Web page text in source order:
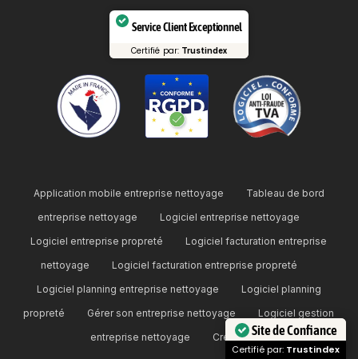
Service Client Exceptionnel
Certifié par: Trustindex
Application mobile entreprise nettoyage
Tableau de bord
entreprise nettoyage
Logiciel entreprise nettoyage
Logiciel entreprise propreté
Logiciel facturation entreprise
nettoyage
Logiciel facturation entreprise propreté
Logiciel planning entreprise nettoyage
Logiciel planning
propreté
Gérer son entreprise nettoyage
Logiciel gestion
entreprise nettoyage
Crédits Site de Confiance
Certifié par: Trustindex